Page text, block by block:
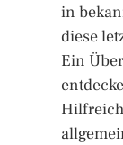
in
diese
Ein